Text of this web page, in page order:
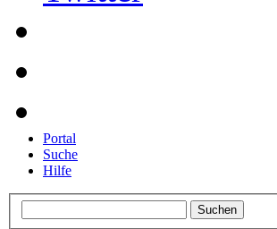
Portal
Suche
Hilfe